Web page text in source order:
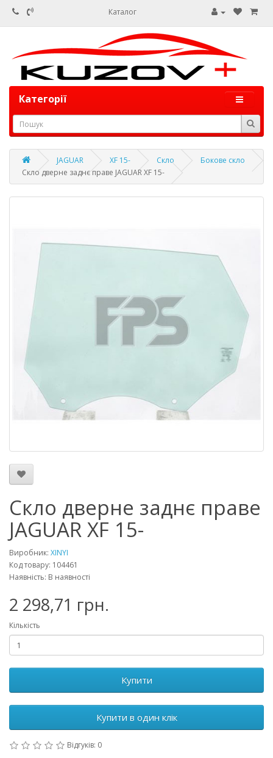
Каталог
Категорії
JAGUAR XF 15- Скло
Бокове скло
Скло дверне заднє праве JAGUAR XF 15-
Скло дверне заднє праве
JAGUAR XF 15-
Виробник: XINYI
Код товару: 104461
Наявність: В наявності
2 298,71 грн.
Кількість
Купити
Купити в один клік
Відгуків: 0